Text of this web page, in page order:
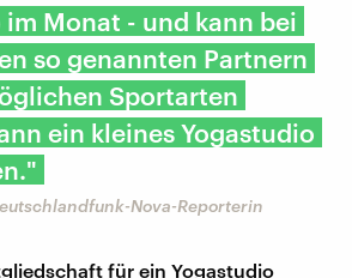
im Monat - und kann bei
so genannten Partnern
Sportarten
ein kleines Yogastudio
Nova-Reporterin
für ein Yogastudio